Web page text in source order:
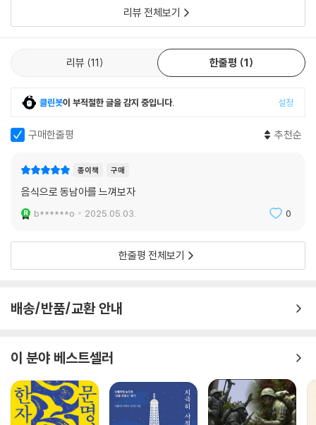
가 되었다. 일본인 이주민들은 스페인의 ‘메리엔다(merienda)’라는 간식
문화와 미국의 냉동 기술을 더해 ‘몽고야’라는 빙수를 만들어 팔았는데 이
로’라 불리는 필리핀만의 독특한 역사가 담겨 있다.
필리핀의 볶음면 ‘빤싯’, 태국의 바질 볶음 ‘팟 끄라파오’, 미얀마의 생선 수
프 ‘모힝가’…
다양성과 화합의 정신이 담긴 문화의 맛
남아시아는 민족, 언어, 풍습 등이 매우 다양하다. 예를 들면 1만 7000여
개의 섬으로 이루어진 인도네시아에는 2억 7500만 명이 300여 개의 언
어를 사용하는 1300여 종족으로 나뉘어 살기 때문에 단일한 역사와 문화
바로 다양성과 화합이다. 그리고 이는 음식에서도 쉽게 발견할 수 있다.
성이 다양하고 문화적·사회적·경제적 차이가 뚜렷해 통일된 하나의 민족
먹는 샐러드 ‘가도가도’는 이러한 정신을 가장 잘 담고 있는 요리다. 이 요
리의 이름 자체가 ‘혼합물 혹은 뒤죽박죽’이라는 뜻이기 때문이다.
필리핀의 볶음면 ‘빤싯’은 ‘조화’를 상징한다. 빤싯은 쌀국수, 달걀면, 녹두
리뷰 전체보기
리뷰 11 한줄평 1
클린봇이 부적절한 글을 감지 중입니다. 설정
구매한줄평 추천순
종이책 구매
음식으로 동남아를 느껴보자
b******o 2025.05.03. 0
한줄평 전체보기
배송/반품/교환 안내
이 분야 베스트셀러